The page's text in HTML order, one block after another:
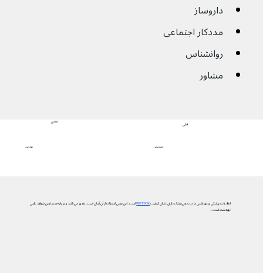
داروساز
مددکار اجتماعی
روانشناس
مشاور
عوارض
بعدی
تشخیص
قبلی
اطلاعات پزشکی و بهداشتی ما در دیجی‌پزشک دارای نشان کیفیتPIF TICKاست. این یعنی استفاده از آن آسان است، به‌روز می‌باشد و بر پایه جدیدترین شواهد علمی
تهیه شده است.